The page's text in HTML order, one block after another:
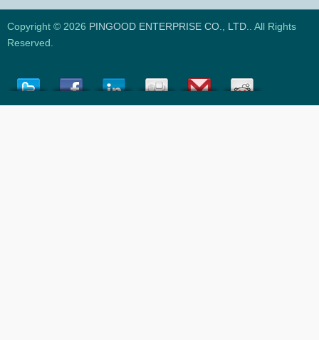
Copyright © 2026 PINGOOD ENTERPRISE CO., LTD.. All Rights
Reserved.